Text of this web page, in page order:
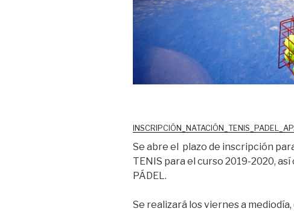
Se abre el plazo de inscripción
TENIS para el curso 2019-2020,
PÁDEL.
Se realizará los viernes a